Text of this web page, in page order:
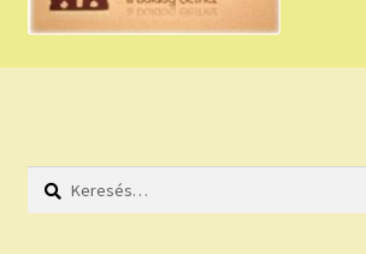
HÚZZ EGY KÁRTYÁT!
HOLDNAPTÁR
Keresés: